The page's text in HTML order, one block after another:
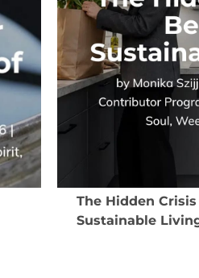
The Hidden
Sustainable